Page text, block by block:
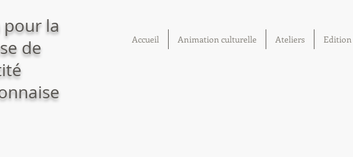
la
de
Accueil Animation culturelle Ateliers Edition